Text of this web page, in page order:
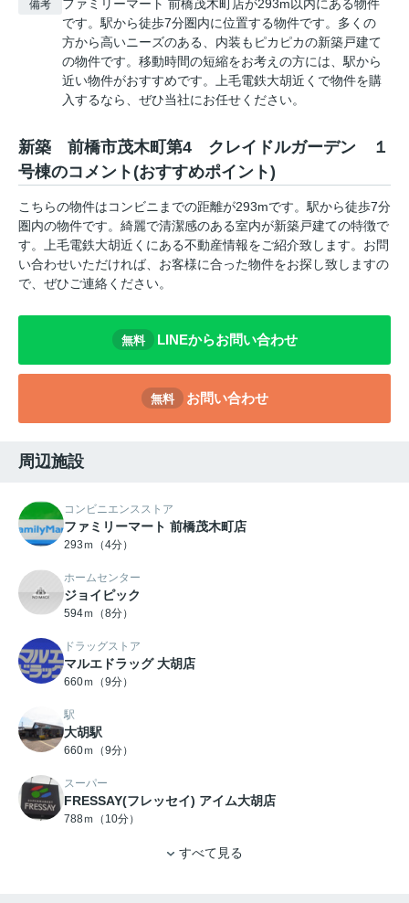
備考
ファミリーマート 前橋茂木町店が293m以内にある物件
です。駅から徒歩7分圏内に位置する物件です。多くの
方から高いニーズのある、内装もピカピカの新築戸建て
の物件です。移動時間の短縮をお考えの方には、駅から
近い物件がおすすめです。上毛電鉄大胡近くで物件を購
入するなら、ぜひ当社にお任せください。
新築 前橋市茂木町第4 クレイドルガーデン １
号棟のコメント(おすすめポイント)
こちらの物件はコンビニまでの距離が293mです。駅から徒歩7分
圏内の物件です。綺麗で清潔感のある室内が新築戸建ての特徴で
す。上毛電鉄大胡近くにある不動産情報をご紹介致します。お問
い合わせいただければ、お客様に合った物件をお探し致しますの
で、ぜひご連絡ください。
無料 LINEからお問い合わせ
無料 お問い合わせ
周辺施設
コンビニエンスストア
ファミリーマート 前橋茂木町店
293ｍ（4分）
ホームセンター
ジョイピック
594ｍ（8分）
ドラッグストア
マルエドラッグ 大胡店
660ｍ（9分）
駅
大胡駅
660ｍ（9分）
スーパー
FRESSAY(フレッセイ) アイム大胡店
788ｍ（10分）
すべて見る